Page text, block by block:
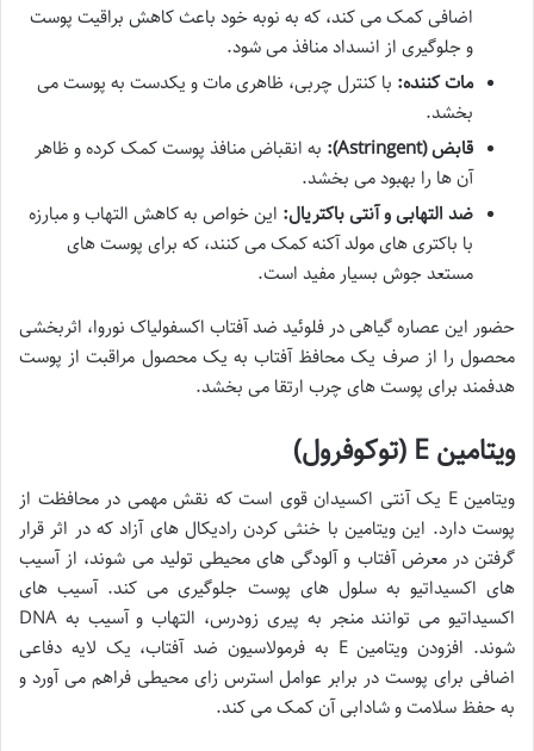
اضافی کمک می کند، که به نوبه خود باعث کاهش براقیت پوست
و جلوگیری از انسداد منافذ می شود.
مات کننده: با کنترل چربی، ظاهری مات و یکدست به پوست می
بخشد.
قابض (Astringent):
به انقباض منافذ پوست کمک کرده و ظاهر
آن ها را بهبود می بخشد.
ضد التهابی و آنتی باکتریال: این خواص به کاهش التهاب و مبارزه
با باکتری های مولد آکنه کمک می کنند، که برای پوست های
مستعد جوش بسیار مفید است.
حضور این عصاره گیاهی در فلوئید ضد آفتاب اکسفولیاک نوروا، اثربخشی
محصول را از صرف یک محافظ آفتاب به یک محصول مراقبت از پوست
هدفمند برای پوست های چرب ارتقا می بخشد.
ویتامین E (توکوفرول)
ویتامین E یک آنتی اکسیدان قوی است که نقش مهمی در محافظت از
پوست دارد. این ویتامین با خنثی کردن رادیکال های آزاد که در اثر قرار
گرفتن در معرض آفتاب و آلودگی های محیطی تولید می شوند، از آسیب
های اکسیداتیو به سلول های پوست جلوگیری می کند. آسیب های
اکسیداتیو می توانند منجر به پیری زودرس، التهاب و آسیب به DNA
شوند. افزودن ویتامین E به فرمولاسیون ضد آفتاب، یک لایه دفاعی
اضافی برای پوست در برابر عوامل استرس زای محیطی فراهم می آورد و
به حفظ سلامت و شادابی آن کمک می کند.